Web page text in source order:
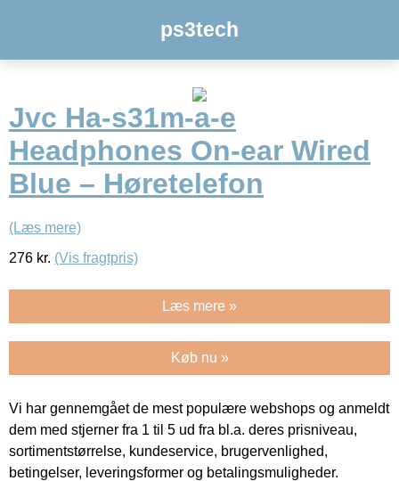
ps3tech
Jvc Ha-s31m-a-e
Headphones On-ear Wired
Blue – Høretelefon
(Læs mere)
276 kr. (Vis fragtpris)
Læs mere »
Køb nu »
Vi har gennemgået de mest populære webshops og anmeldt
dem med stjerner fra 1 til 5 ud fra bl.a. deres prisniveau,
sortimentstørrelse, kundeservice, brugervenlighed,
betingelser, leveringsformer og betalingsmuligheder.